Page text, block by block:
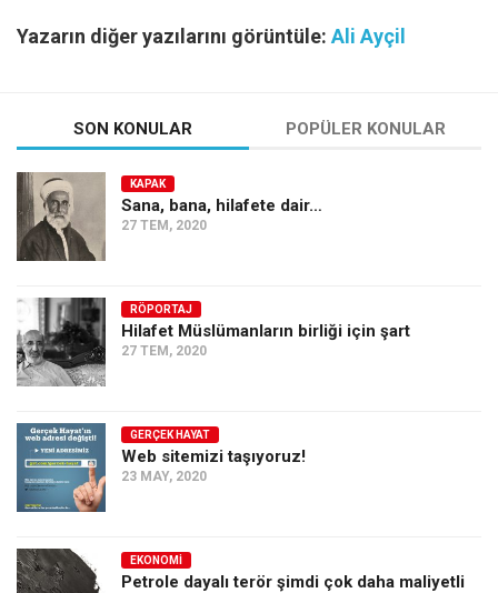
Yazarın diğer yazılarını görüntüle: Ali Ayçil
SON KONULAR POPÜLER KONULAR
KAPAK
Sana, bana, hilafete dair…
27 TEM, 2020
RÖPORTAJ
Hilafet Müslümanların birliği için şart
27 TEM, 2020
GERÇEK HAYAT
Web sitemizi taşıyoruz!
23 MAY, 2020
EKONOMI
Petrole dayalı terör şimdi çok daha maliyetli